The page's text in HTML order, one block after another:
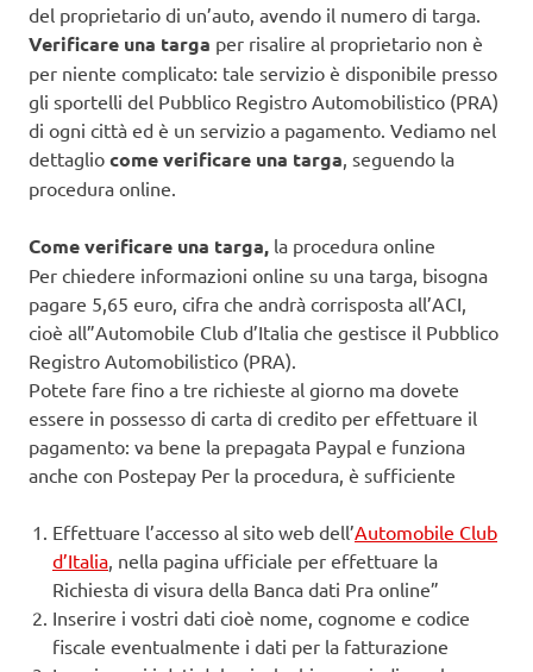
del proprietario di un’auto, avendo il numero di targa.
Verificare una targa per risalire al proprietario non è
per niente complicato: tale servizio è disponibile presso
gli sportelli del Pubblico Registro Automobilistico (PRA)
di ogni città ed è un servizio a pagamento. Vediamo nel
dettaglio come verificare una targa, seguendo la
procedura online.
Come verificare una targa, la procedura online
Per chiedere informazioni online su una targa, bisogna
pagare 5,65 euro, cifra che andrà corrisposta all’ACI,
cioè all”Automobile Club d’Italia che gestisce il Pubblico
Registro Automobilistico (PRA).
Potete fare fino a tre richieste al giorno ma dovete
essere in possesso di carta di credito per effettuare il
pagamento: va bene la prepagata Paypal e funziona
anche con Postepay Per la procedura, è sufficiente
Effettuare l’accesso al sito web dell’Automobile Club
d’Italia, nella pagina ufficiale per effettuare la
Richiesta di visura della Banca dati Pra online”
Inserire i vostri dati cioè nome, cognome e codice
fiscale eventualmente i dati per la fatturazione